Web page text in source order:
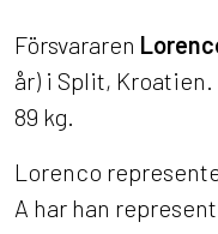
Försvararen
år) i Split, Kroatien.
89 kg.
Lorenco
A har han